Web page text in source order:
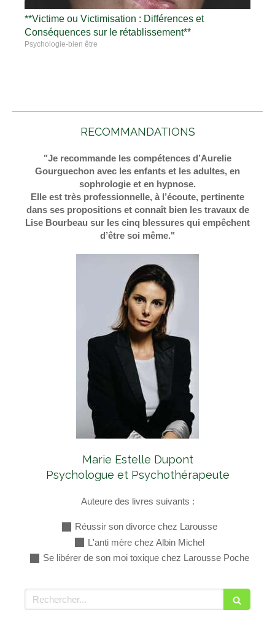
**Victime ou Victimisation : Différences et
Conséquences sur le rétablissement**
Psychologie-bien être
RECOMMANDATIONS
"Je recommande les compétences d’Aurelie
Gourguechon avec les enfants et les adultes, en
sophrologie et en hypnose.
Elle est très professionnelle, à l’écoute, pertinente
dans ses propositions et connaît bien les travaux de
Lise Bourbeau sur les cinq blessures qui empêchent
d’être soi même."
Marie Estelle Dupont
Psychologue et Psychothérapeute
Auteure des livres suivants :
Réussir son divorce chez Larousse
L'anti mère chez Albin Michel
Se libérer de son moi toxique chez Larousse Poche
Rechercher